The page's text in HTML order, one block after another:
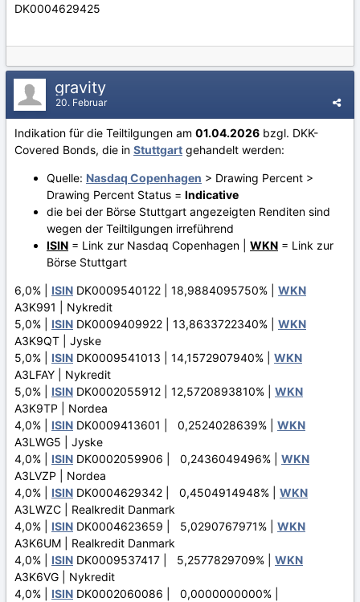
DK0004629425
gravity
20. Februar
Indikation für die Teiltilgungen am 01.04.2026 bzgl. DKK-
Covered Bonds, die in Stuttgart gehandelt werden:
Quelle: Nasdaq Copenhagen > Drawing Percent >
Drawing Percent Status = Indicative
die bei der Börse Stuttgart angezeigten Renditen sind
wegen der Teiltilgungen irreführend
ISIN = Link zur Nasdaq Copenhagen | WKN = Link zur
Börse Stuttgart
6,0% | ISIN DK0009540122 | 18,9884095750% | WKN
A3K991 | Nykredit
5,0% | ISIN DK0009409922 | 13,8633722340% | WKN
A3K9QT | Jyske
5,0% | ISIN DK0009541013 | 14,1572907940% | WKN
A3LFAY | Nykredit
5,0% | ISIN DK0002055912 | 12,5720893810% | WKN
A3K9TP | Nordea
4,0% | ISIN DK0009413601 | 0,2524028639% | WKN
A3LWG5 | Jyske
4,0% | ISIN DK0002059906 | 0,2436049496% | WKN
A3LVZP | Nordea
4,0% | ISIN DK0004629342 | 0,4504914948% | WKN
A3LWZC | Realkredit Danmark
4,0% | ISIN DK0004623659 | 5,0290767971% | WKN
A3K6UM | Realkredit Danmark
4,0% | ISIN DK0009537417 | 5,2577829709% | WKN
A3K6VG | Nykredit
4,0% | ISIN DK0002060086 | 0,0000000000% |